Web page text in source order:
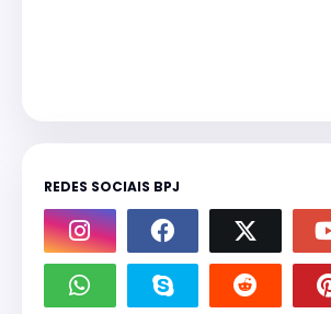
REDES SOCIAIS BPJ